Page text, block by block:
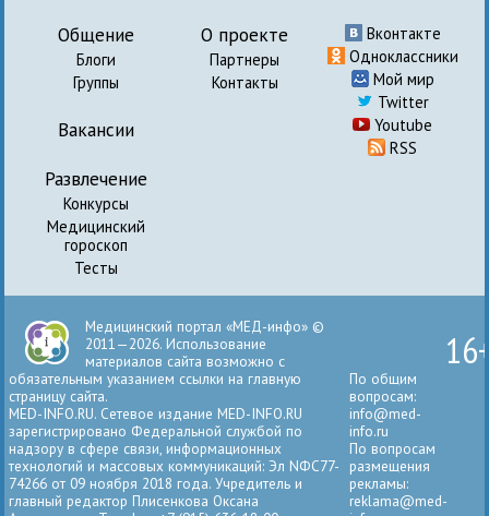
Общение
Блоги
Группы
Вакансии
Развлечение
Конкурсы
Медицинский
гороскоп
Тесты
О проекте
Партнеры
Контакты
Вконтакте
Одноклассники
Мой мир
Twitter
Youtube
RSS
Медицинский портал «МЕД-инфо» ©
2011—2026. Использование
материалов сайта возможно с
обязательным указанием ссылки на главную
страницу сайта.
MED-INFO.RU. Сетевое издание MED-INFO.RU
зарегистрировано Федеральной службой по
надзору в сфере связи, информационных
технологий и массовых коммуникаций: Эл NФС77-
74266 от 09 ноября 2018 года. Учредитель и
главный редактор Плисенкова Оксана
По общим
вопросам:
info@med-
info.ru
По вопросам
размещения
рекламы:
reklama@med-